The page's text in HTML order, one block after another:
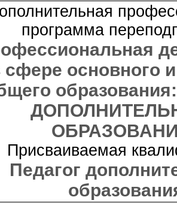
программа
сфере основного
Присваиваемая
Педагог